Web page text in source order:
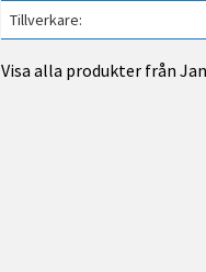
Tillverkare
Visa alla produkter från